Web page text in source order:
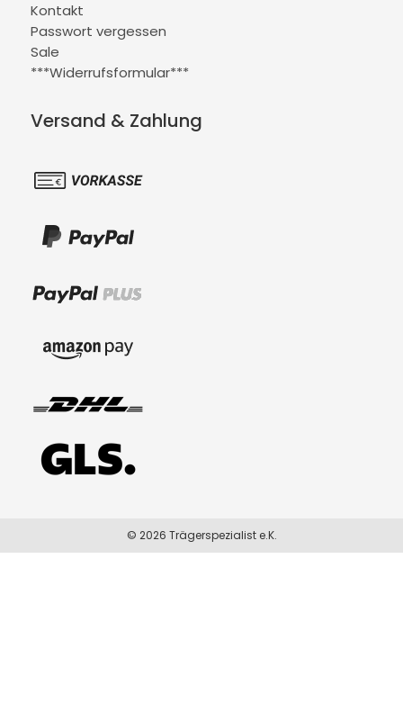
Kontakt
Passwort vergessen
Sale
***Widerrufsformular***
Versand & Zahlung
© 2026 Trägerspezialist e.K.